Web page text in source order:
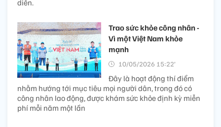
diễn.
Trao sức khỏe công nhân -
Vì một Việt Nam khỏe
mạnh
10/05/2026 15:22’
Đây là hoạt động thí điểm
nhằm hướng tới mục tiêu mọi người dân, trong đó có
công nhân lao động, được khám sức khỏe định kỳ miễn
phí mỗi năm một lần